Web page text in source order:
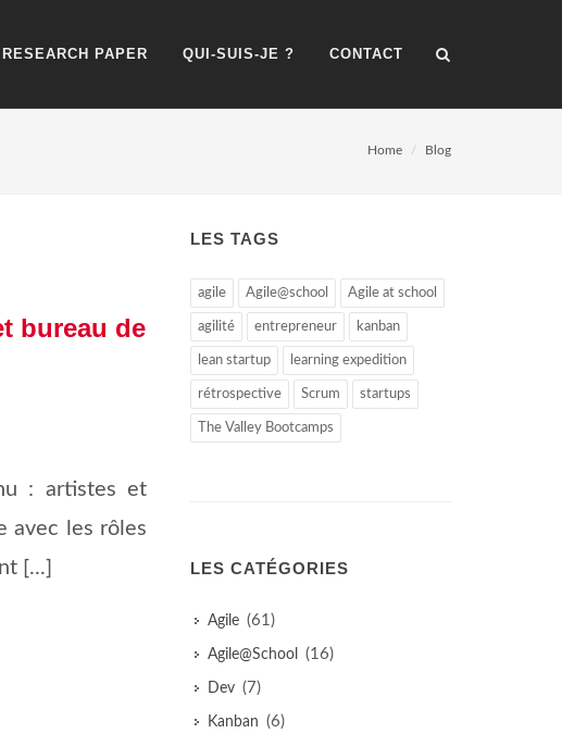
RESEARCH PAPER QUI-SUIS-JE ? CONTACT
Home Blog
bureau de
: artistes et
avec les rôles
[...]
LES TAGS
agile Agile@school Agile at school
agilité entrepreneur kanban
lean startup learning expedition
rétrospective Scrum startups
The Valley Bootcamps
LES CATÉGORIES
Agile (61)
Agile@School (16)
Dev (7)
Kanban (6)